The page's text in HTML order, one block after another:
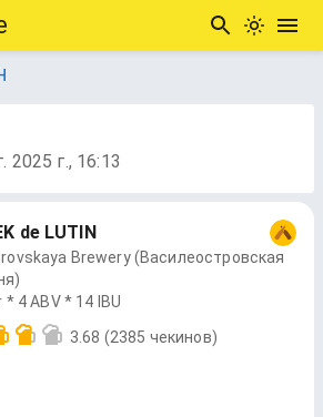
2025 г., 16:13
de LUTIN
Brewery (Василеостровская
* 4 ABV * 14 IBU
3.68 (2385 чекинов)